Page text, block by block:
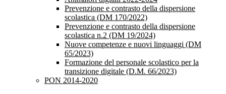
Prevenzione e contrasto della dispersione
scolastica (DM 170/2022)
Prevenzione e contrasto della dispersione
scolastica n.2 (DM 19/2024)
Nuove competenze e nuovi linguaggi (DM
65/2023)
Formazione del personale scolastico per la
transizione digitale (D.M. 66/2023)
PON 2014-2020